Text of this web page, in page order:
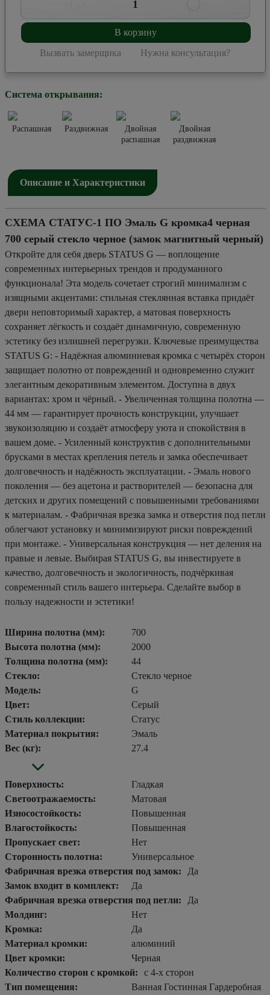
1
В корзину
Вызвать замерщика
Нужна консультация?
Система открывания:
Распашная Раздвижная
Двойная
распашная
Двойная
раздвижная
Описание и Характеристики
СХЕМА СТАТУС-1 ПО Эмаль G кромка4 черная
700 серый стекло черное (замок магнитный черный)
Откройте для себя дверь STATUS G — воплощение
современных интерьерных трендов и продуманного
функционала! Эта модель сочетает строгий минимализм с
изящными акцентами: стильная стеклянная вставка придаёт
двери неповторимый характер, а матовая поверхность
сохраняет лёгкость и создаёт динамичную, современную
эстетику без излишней перегрузки. Ключевые преимущества
STATUS G: - Надёжная алюминиевая кромка с четырёх сторон
защищает полотно от повреждений и одновременно служит
элегантным декоративным элементом. Доступна в двух
вариантах: хром и чёрный. - Увеличенная толщина полотна —
44 мм — гарантирует прочность конструкции, улучшает
звукоизоляцию и создаёт атмосферу уюта и спокойствия в
вашем доме. - Усиленный конструктив с дополнительными
брусками в местах крепления петель и замка обеспечивает
долговечность и надёжность эксплуатации. - Эмаль нового
поколения — без ацетона и растворителей — безопасна для
детских и других помещений с повышенными требованиями
к материалам. - Фабричная врезка замка и отверстия под петли
облегчают установку и минимизируют риски повреждений
при монтаже. - Универсальная конструкция — нет деления на
правые и левые. Выбирая STATUS G, вы инвестируете в
качество, долговечность и экологичность, подчёркивая
современный стиль вашего интерьера. Сделайте выбор в
пользу надежности и эстетики!
Ширина полотна (мм):
700
Высота полотна (мм):
2000
Толщина полотна (мм):
44
Стекло:
Стекло черное
Модель:
G
Цвет:
Серый
Стиль коллекции:
Статус
Материал покрытия:
Эмаль
Вес (кг):
27.4
Поверхность:
Гладкая
Светоотражаемость:
Матовая
Износостойкость:
Повышенная
Влагостойкость:
Повышенная
Пропускает свет:
Нет
Сторонность полотна:
Универсальное
Фабричная врезка отверстия под замок:
Да
Замок входит в комплект:
Да
Фабричная врезка отверстия под петли:
Да
Молдинг:
Нет
Кромка:
Да
Материал кромки:
алюминий
Цвет кромки:
Черная
Количество сторон с кромкой:
с 4-х сторон
Тип помещения:
Ванная Гостинная Гардеробная